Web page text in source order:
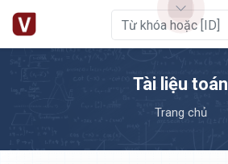
Tài liệu toán
Trang chủ